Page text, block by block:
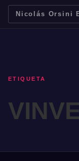
Nicolás Orsini
ETIQUETA